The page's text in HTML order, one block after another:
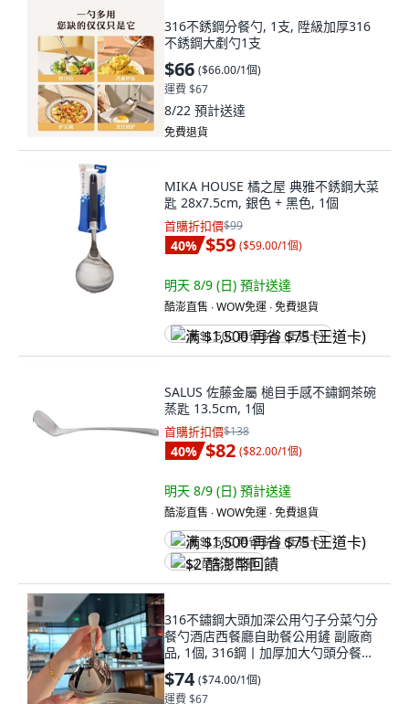
316不銹鋼分餐勺, 1支, 陞級加厚316
不銹鋼大剷勺1支
$66 ($66.00/1個)
運費 $67
8/22 預計送達
免費退貨
MIKA HOUSE 橘之屋 典雅不銹鋼大菜
匙 28x7.5cm, 銀色 + 黑色, 1個
首購折扣價$99
40% $59 ($59.00/1個)
明天 8/9 (日) 預計送達
酷澎直售 ∙ WOW免運 ∙ 免費退貨
满 $1,500 再省 $75 (王道卡)
SALUS 佐藤金屬 槌目手感不鏽鋼茶碗
蒸匙 13.5cm, 1個
首購折扣價$138
40% $82 ($82.00/1個)
明天 8/9 (日) 預計送達
酷澎直售 ∙ WOW免運 ∙ 免費退貨
满 $1,500 再省 $75 (王道卡)
$2 酷澎幣回饋
316不鏽鋼大頭加深公用勺子分菜勺分
餐勺酒店西餐廳自助餐公用鏟 副廠商
品, 1個, 316鋼丨加厚加大勺頭分餐勺
一支裝, N/A
$74 ($74.00/1個)
運費 $67